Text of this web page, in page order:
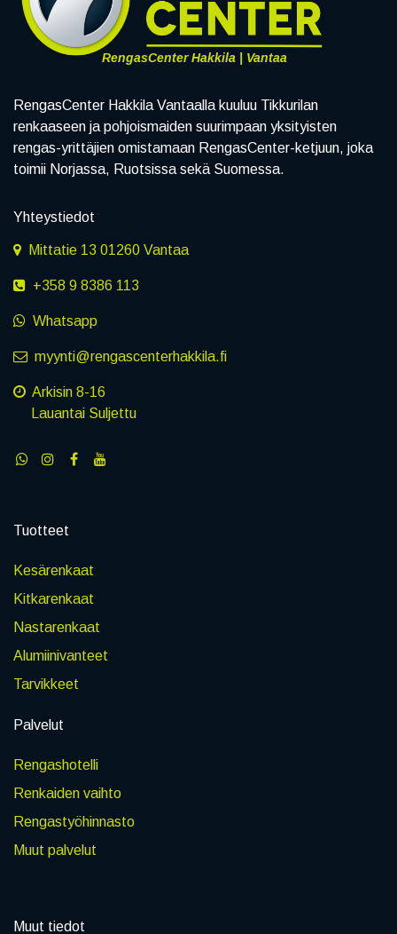
RengasCenter Hakkila | Vantaa
RengasCenter Hakkila Vantaalla kuuluu Tikkurilan
renkaaseen ja pohjoismaiden suurimpaan yksityisten
rengas-yrittäjien omistamaan RengasCenter-ketjuun, joka
toimii Norjassa, Ruotsissa sekä Suomessa.
Yhteystiedot
Mittatie 13 01260 Vantaa
+358 9 8386 113
Whatsapp
myynti@rengascenterhakkila.fi
Arkisin 8-16
Lauantai Suljettu
Tuotteet
Kesärenkaat
Kitkarenkaat
Nastarenkaat
Alumiinivanteet
Tarvikkeet
Palvelut
Rengashotelli
Renkaiden vaihto
Rengastyöhinnasto
Muut palvelut
Muut tiedot